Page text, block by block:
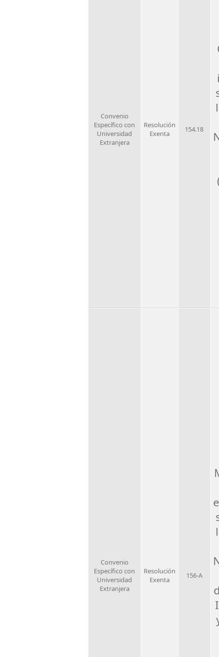
Convenio
Específico con
Universidad
Extranjera
Resolución
Exenta
154.18
Convenio
Específico con
Universidad
Extranjera
Resolución
Exenta
156-A